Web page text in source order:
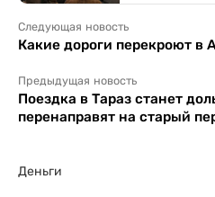
Следующая новость
Какие дороги перекроют в
Предыдущая новость
Поездка в Тараз станет
перенаправят на старый
Деньги